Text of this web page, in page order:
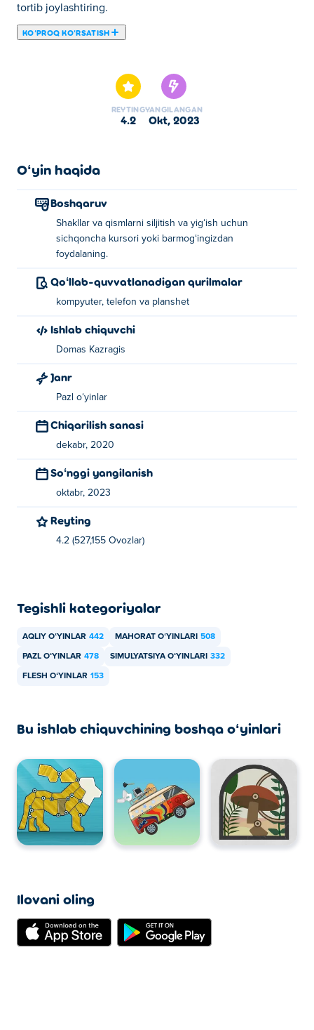
tortib joylashtiring.
KOʻPROQ KOʻRSATISH
REYTING
4.2
YANGILANGAN
okt, 2023
Oʻyin haqida
Boshqaruv
Shakllar va qismlarni siljitish va yigʻish uchun
sichqoncha kursori yoki barmogʻingizdan
foydalaning.
Qoʻllab-quvvatlanadigan qurilmalar
kompyuter, telefon va planshet
Ishlab chiquvchi
Domas Kazragis
Janr
Pazl oʻyinlar
Chiqarilish sanasi
dekabr, 2020
Soʻnggi yangilanish
oktabr, 2023
Reyting
4.2 (527,155 Ovozlar)
Tegishli kategoriyalar
AQLIY OʻYINLAR 442 MAHORAT OʻYINLARI 508
PAZL OʻYINLAR 478 SIMULYATSIYA OʻYINLARI 332
FLESH OʻYINLAR 153
Bu ishlab chiquvchining boshqa oʻyinlari
Ilovani oling